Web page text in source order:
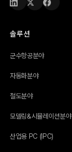
솔루션
군수항공분야
자동화분야
철도분야
모델링&시뮬레이션분야
산업용 PC (IPC)